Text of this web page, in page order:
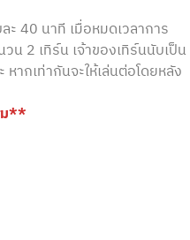
40 นาที เมื่อหมดเวลาการ
น 2 เทิร์น เจ้าของเทิร์นนับเป็น
ากเท่ากันจะให้เล่นต่อโดยหลัง
ม**